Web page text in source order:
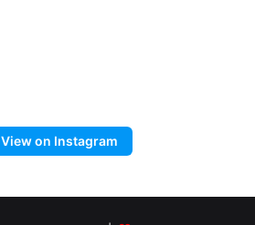
View on Instagram